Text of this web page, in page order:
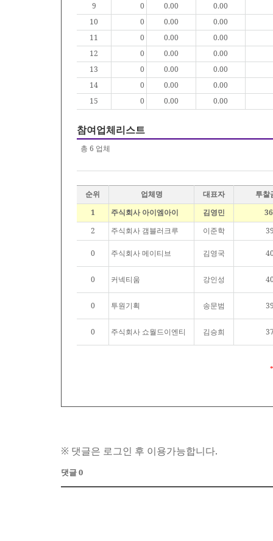
9
0 0.00
0.00
10
0 0.00
0.00
11
0 0.00
0.00
12
0 0.00
0.00
13
0 0.00
0.00
14
0 0.00
0.00
15
0 0.00 0.00
참여업체리스트
총 6 업체
순위 업체명 대표자
투찰
1
주식회사 아이엠아이 김영민
2
주식회사 갬블러크루 이준학
0 주식회사 메이티브 김영국
0 커넥티움 강인성
0 투원기획 송문범
0 주식회사 쇼월드이엔티 김승희
※ 댓글은 로그인 후 이용가능합니다.
댓글 0